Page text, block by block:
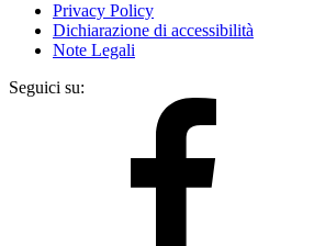
Privacy Policy
Dichiarazione di accessibilità
Note Legali
Seguici su: